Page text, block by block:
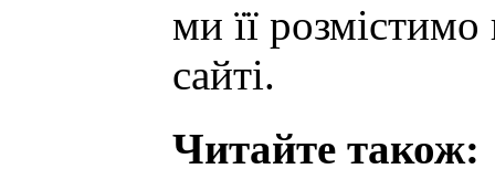
ми її
сайті.
Читайте також: